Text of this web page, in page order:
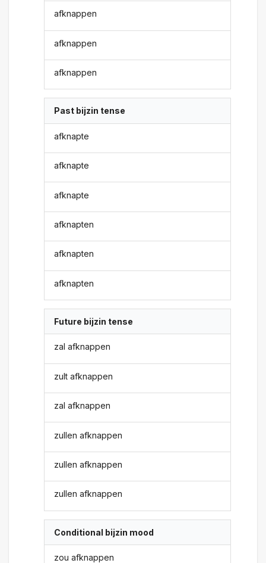
afknappen
afknappen
afknappen
Past bijzin tense
afknapte
afknapte
afknapte
afknapten
afknapten
afknapten
Future bijzin tense
zal afknappen
zult afknappen
zal afknappen
zullen afknappen
zullen afknappen
zullen afknappen
Conditional bijzin mood
zou afknappen